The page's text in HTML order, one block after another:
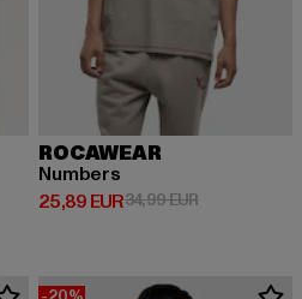
ROCAWEAR
Numbers
25,89 EUR
Derzeitiger Preis: 25,89 EUR
34,99 EURAktionspreis: